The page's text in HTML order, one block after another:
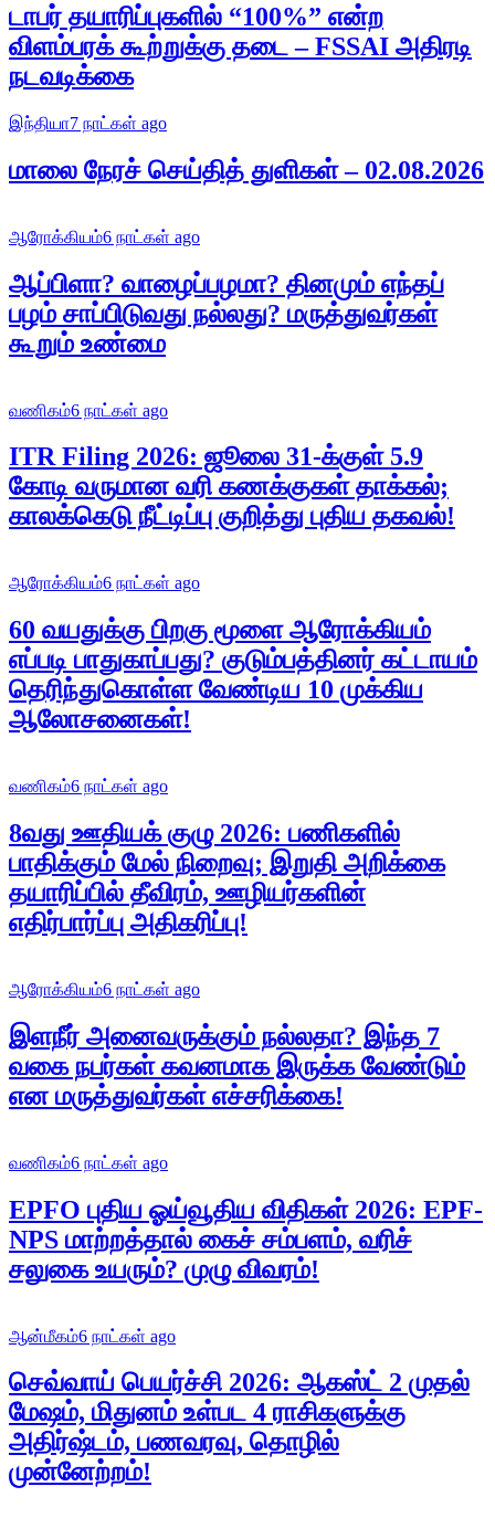
டாபர் தயாரிப்புகளில் “100%” என்ற
விளம்பரக் கூற்றுக்கு தடை – FSSAI அதிரடி
நடவடிக்கை
இந்தியா7 நாட்கள் ago
மாலை நேரச் செய்தித் துளிகள் – 02.08.2026
ஆரோக்கியம்6 நாட்கள் ago
ஆப்பிளா? வாழைப்பழமா? தினமும் எந்தப்
பழம் சாப்பிடுவது நல்லது? மருத்துவர்கள்
கூறும் உண்மை
வணிகம்6 நாட்கள் ago
ITR Filing 2026: ஜூலை 31-க்குள் 5.9
கோடி வருமான வரி கணக்குகள் தாக்கல்;
காலக்கெடு நீட்டிப்பு குறித்து புதிய தகவல்!
ஆரோக்கியம்6 நாட்கள் ago
60 வயதுக்கு பிறகு மூளை ஆரோக்கியம்
எப்படி பாதுகாப்பது? குடும்பத்தினர் கட்டாயம்
தெரிந்துகொள்ள வேண்டிய 10 முக்கிய
ஆலோசனைகள்!
வணிகம்6 நாட்கள் ago
8வது ஊதியக் குழு 2026: பணிகளில்
பாதிக்கும் மேல் நிறைவு; இறுதி அறிக்கை
தயாரிப்பில் தீவிரம், ஊழியர்களின்
எதிர்பார்ப்பு அதிகரிப்பு!
ஆரோக்கியம்6 நாட்கள் ago
இளநீர் அனைவருக்கும் நல்லதா? இந்த 7
வகை நபர்கள் கவனமாக இருக்க வேண்டும்
என மருத்துவர்கள் எச்சரிக்கை!
வணிகம்6 நாட்கள் ago
EPFO புதிய ஓய்வூதிய விதிகள் 2026: EPF-
NPS மாற்றத்தால் கைச் சம்பளம், வரிச்
சலுகை உயரும்? முழு விவரம்!
ஆன்மீகம்6 நாட்கள் ago
செவ்வாய் பெயர்ச்சி 2026: ஆகஸ்ட் 2 முதல்
மேஷம், மிதுனம் உள்பட 4 ராசிகளுக்கு
அதிர்ஷ்டம், பணவரவு, தொழில்
முன்னேற்றம்!